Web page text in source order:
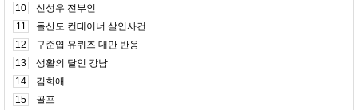
10
신성우 전부인
11
돌산도 컨테이너 살인사건
12
구준엽 유퀴즈 대만 반응
13
생활의 달인 강남
14
김희애
15
골프